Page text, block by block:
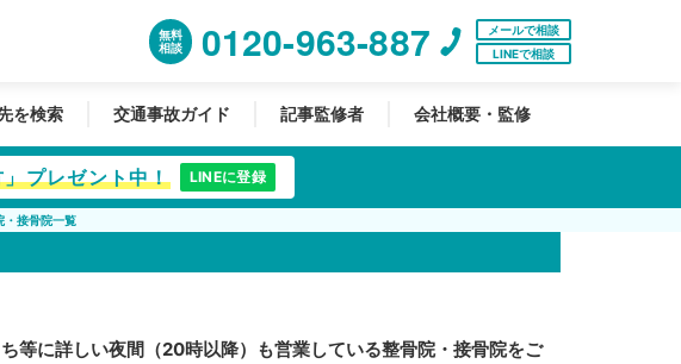
無料
相談
0120-963-887
メールで相談
LINEで相談
を検索 交通事故ガイド 記事監修者 会社概要・監修
プレゼント中！ LINEに登録
・接骨院一覧
等に詳しい夜間（20時以降）も営業している整骨院・接骨院をご